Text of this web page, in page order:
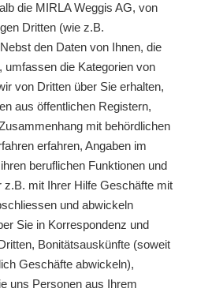
die MIRLA Weggis AG, von
Dritten (wie z.B.
den Daten von Ihnen, die
umfassen die Kategorien von
von Dritten über Sie erhalten,
aus öffentlichen Registern,
mit behördlichen
erfahren, Angaben im
beruflichen Funktionen und
z.B. mit Ihrer Hilfe Geschäfte mit
und abwickeln
Sie in Korrespondenz und
Bonitätsauskünfte (soweit
Geschäfte abwickeln),
uns Personen aus Ihrem